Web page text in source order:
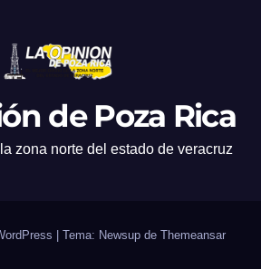
de Poza Rica
zona norte del estado de veracruz
Tema: Newsup de Themeansar